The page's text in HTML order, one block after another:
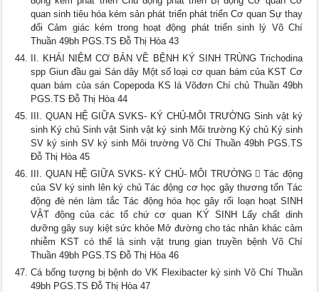
quan sinh tiêu hóa kém sản phát triển phát triển Cơ quan Sự thay
đổi Cảm giác kém trong hoạt động phát triển sinh lý Võ Chí
Thuần 49bh PGS.TS Đỗ Thị Hòa 43
II. KHÁI NIỆM CƠ BẢN VỀ BỆNH KÝ SINH TRÙNG Trichodina
spp Giun đầu gai Sán dây Một số loại cơ quan bám của KST Cơ
quan bám của sán Copepoda KS lá Võđơn Chí chủ Thuần 49bh
PGS.TS Đỗ Thị Hòa 44
III. QUAN HỆ GIỮA SVKS- KÝ CHỦ-MÔI TRƯỜNG Sinh vật ký
sinh Ký chủ Sinh vật Sinh vật ký sinh Môi trường Ký chủ Ký sinh
SV ký sinh SV ký sinh Môi trường Võ Chí Thuần 49bh PGS.TS
Đỗ Thị Hòa 45
III. QUAN HỆ GIỮA SVKS- KÝ CHỦ- MÔI TRƯỜNG  Tác động
của SV ký sinh lên ký chủ Tác động cơ học gây thương tổn Tác
động đè nén làm tắc Tác động hóa học gây rối loạn hoạt SINH
VẬT động của các tổ chứ cơ quan KÝ SINH Lấy chất dinh
dưỡng gây suy kiệt sức khỏe Mở đường cho tác nhân khác cảm
nhiễm KST có thể là sinh vật trung gian truyền bệnh Võ Chí
Thuần 49bh PGS.TS Đỗ Thị Hòa 46
Cá bống tượng bị bệnh do VK Flexibacter ký sinh Võ Chí Thuần
49bh PGS.TS Đỗ Thị Hòa 47